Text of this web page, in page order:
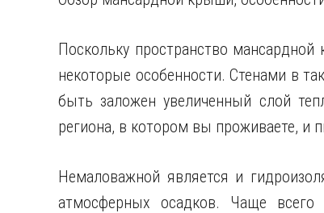
Поскольку пространство
некоторые особенности. Стенами в
быть заложен увеличенный слой
региона, в котором вы проживаете, и
Немаловажной является и
атмосферных осадков. Чаще всего